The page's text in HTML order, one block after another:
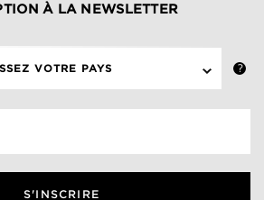
À LA NEWSLETTER
VOTRE PAYS
S'INSCRIRE